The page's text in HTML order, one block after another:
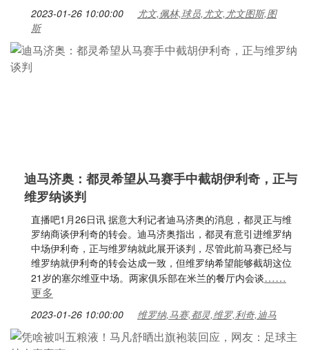
2023-01-26 10:00:00
尤文,佩林,球员,尤文,尤文图斯,图
斯
迪马济奥：都灵希望从马赛手中截胡伊利奇，正与
维罗纳谈判
直播吧1月26日讯 据意大利记者迪马济奥的消息，都灵正与维
罗纳商谈伊利奇的转会。迪马济奥指出，都灵有意引进维罗纳
中场伊利奇，正与维罗纳就此展开谈判，尽管此前马赛已经与
维罗纳就伊利奇的转会达成一致，但维罗纳希望能够截胡这位
21岁的塞尔维亚中场。两家俱乐部在米兰的餐厅内会谈……
更多
2023-01-26 10:00:00 维罗纳,马赛,都灵,维罗,利奇,迪马